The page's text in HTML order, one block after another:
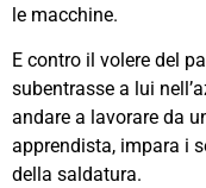
le macchine.
E contro il volere del
subentrasse a lui
andare a lavorare da
apprendista, impara i
della saldatura.